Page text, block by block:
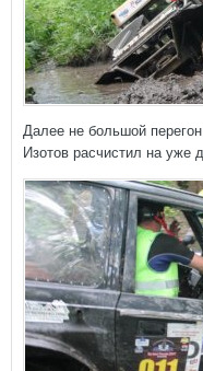
Далее не большой
Изотов расчистил на уже